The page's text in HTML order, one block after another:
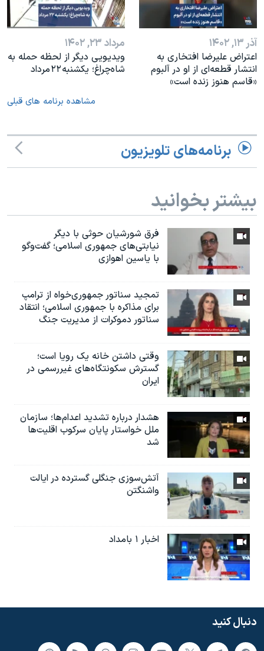
آذر ۱۳, ۱۴۰۲
اعتراض علیرضا افتخاری به
انتشار قطعه‌ای از او در آلبوم
«قاسم هنوز زنده است»
مرداد ۲۳, ۱۴۰۲
ویدیویی دیگر از لحظه حمله به
شاه‌چراغ؛ یکشنبه ۲۲ مرداد
مشاهده برنامه های قبلی
برنامه‌های تلویزیون
بیشتر بخوانید
فرق شورشیان حوثی با دیگر
نیابتی‌های جمهوری اسلامی؛ گفت‌وگو
با یاسین اهوازی
تمجید سناتور جمهوری‌خواه از ترامپ
برای مذاکره با جمهوری اسلامی؛ انتقاد
سناتور دموکرات از مدیریت جنگ
وقتی داشتن خانه یک رویا است؛
گسترش سکونتگاه‌های غیررسمی در
ایران
هشدار درباره تشدید اعدام‌ها؛ سازمان
ملل خواستار پایان سرکوب اقلیت‌ها
شد
آتش‌سوزی جنگلی گسترده در ایالت
واشنگتن
اخبار ۱ بامداد
دنبال کنید